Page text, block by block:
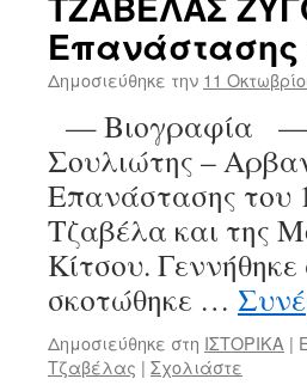
Επανάστασης
Δημοσιεύθηκε την 11
— Βιογραφία —
Σουλιώτης –
Επανάστασης του
Τζαβέλα και της
Κίτσου.
σκοτώθηκε …
Δημοσιεύθηκε στη ΙΣΤΟΡΙΚΑ |
Τζαβέλας | Σχολιάστε